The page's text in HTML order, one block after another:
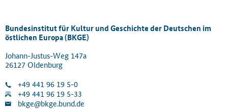
Bundesinstitut für Kultur und Geschichte der Deutschen im
östlichen Europa (BKGE)
Johann-Justus-Weg 147a
26127 Oldenburg
+49 441 96 19 5-0
+49 441 96 19 5-33
bkge@bkge.bund.de